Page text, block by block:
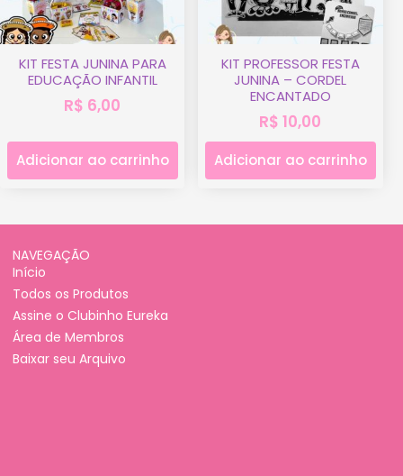
KIT FESTA JUNINA PARA
EDUCAÇÃO INFANTIL
R$ 6,00
Adicionar ao carrinho
KIT PROFESSOR FESTA
JUNINA – CORDEL
ENCANTADO
R$ 10,00
Adicionar ao carrinho
NAVEGAÇÃO
Início
Todos os Produtos
Assine o Clubinho Eureka
Área de Membros
Baixar seu Arquivo